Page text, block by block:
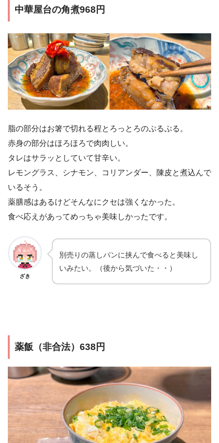
中華屋台の角煮968円
脂の部分はお箸で切れる程とろっとろのぷるぷる。
赤身の部分はほろほろで肉肉しい。
タレはサラッとしていて甘辛い。
レモングラス、シナモン、コリアンダー、陳皮と煮込んで
いるそう。
薬膳感はあるけどそんなにクセは強くなかった。
食べ応えがあってめっちゃ美味しかったです。
ざき
別売りの蒸しパンに挟んで食べると美味し
いみたい。（後から気づいた・・）
薬飯（非合法）638円